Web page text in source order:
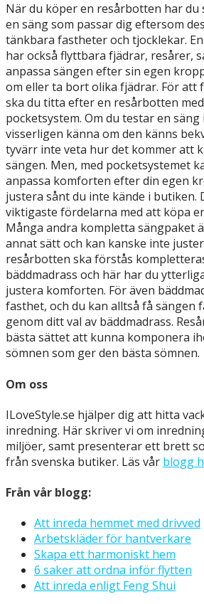
När du köper en resårbotten har du
en säng som passar dig eftersom
tänkbara fastheter och tjocklekar.
har också flyttbara fjädrar, resårer,
anpassa sängen efter sin egen
om eller ta bort olika fjädrar. För att
ska du titta efter en resårbotten
pocketsystem. Om du testar en
visserligen känna om den känns
tyvärr inte veta hur det kommer att
sängen. Men, med pocketsystemet
anpassa komforten efter din egen
justera sånt du inte kände i butiken.
viktigaste fördelarna med att köpa
Många andra kompletta sängpaket
annat sätt och kan kanske inte
resårbotten ska förstås
bäddmadrass och här har du
justera komforten. För även
fasthet, och du kan alltså få sängen
genom ditt val av bäddmadrass.
bästa sättet att kunna komponera
sömnen som ger den bästa sömnen.
Om oss
ILoveStyle.se hjälper dig att hitta
inredning. Här skriver vi om
miljöer, samt presenterar ett brett
från svenska butiker. Läs vår blogg
Från vår blogg:
Att inreda hemmet med drivved
Arbetskläder för hantverkare
Skapa ett harmoniskt hem
6 saker att ordna inför flytten
Att inreda enligt Feng Shui